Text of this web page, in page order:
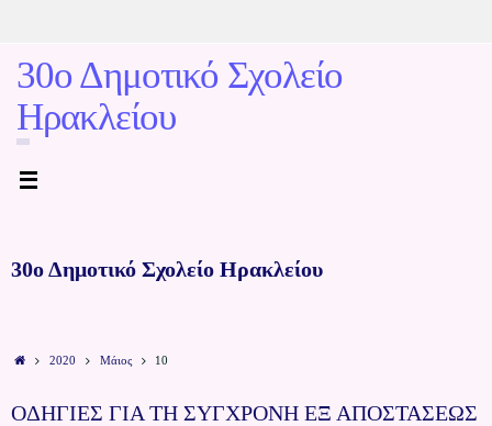
30ο Δημοτικό Σχολείο
Ηρακλείου
30ο Δημοτικό Σχολείο Ηρακλείου
2020 Μάιος 10
ΟΔΗΓΙΕΣ ΓΙΑ ΤΗ ΣΥΓΧΡΟΝΗ ΕΞ ΑΠΟΣΤΑΣΕΩΣ